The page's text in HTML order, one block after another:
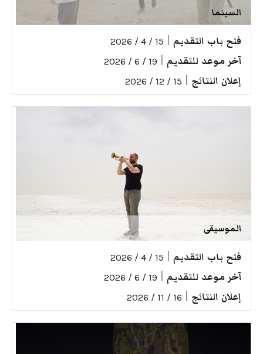
السينما
فتح باب التقديم 15 / 4 / 2026
آخر موعد للتقديم 19 / 6 / 2026
إعلان النتائج 15 / 12 / 2026
الموسيقى
فتح باب التقديم 15 / 4 / 2026
آخر موعد للتقديم 19 / 6 / 2026
إعلان النتائج 16 / 11 / 2026